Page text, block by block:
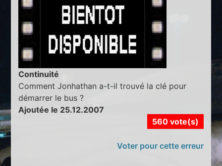
Continuité
Comment Jonhathan a-t-il trouvé la clé pour
démarrer le bus ?
Ajoutée le 25.12.2007
560 vote(s)
Voter pour cette erreur